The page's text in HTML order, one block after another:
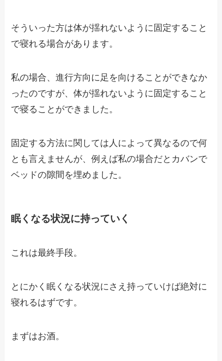
そういった方は体が揺れないように固定すること
で寝れる場合があります。
私の場合、進行方向に足を向けることができなか
ったのですが、体が揺れないように固定すること
で寝ることができました。
固定する方法に関しては人によって異なるので何
とも言えませんが、例えば私の場合だとカバンで
ベッドの隙間を埋めました。
眠くなる状況に持っていく
これは最終手段。
とにかく眠くなる状況にさえ持っていけば絶対に
寝れるはずです。
まずはお酒。